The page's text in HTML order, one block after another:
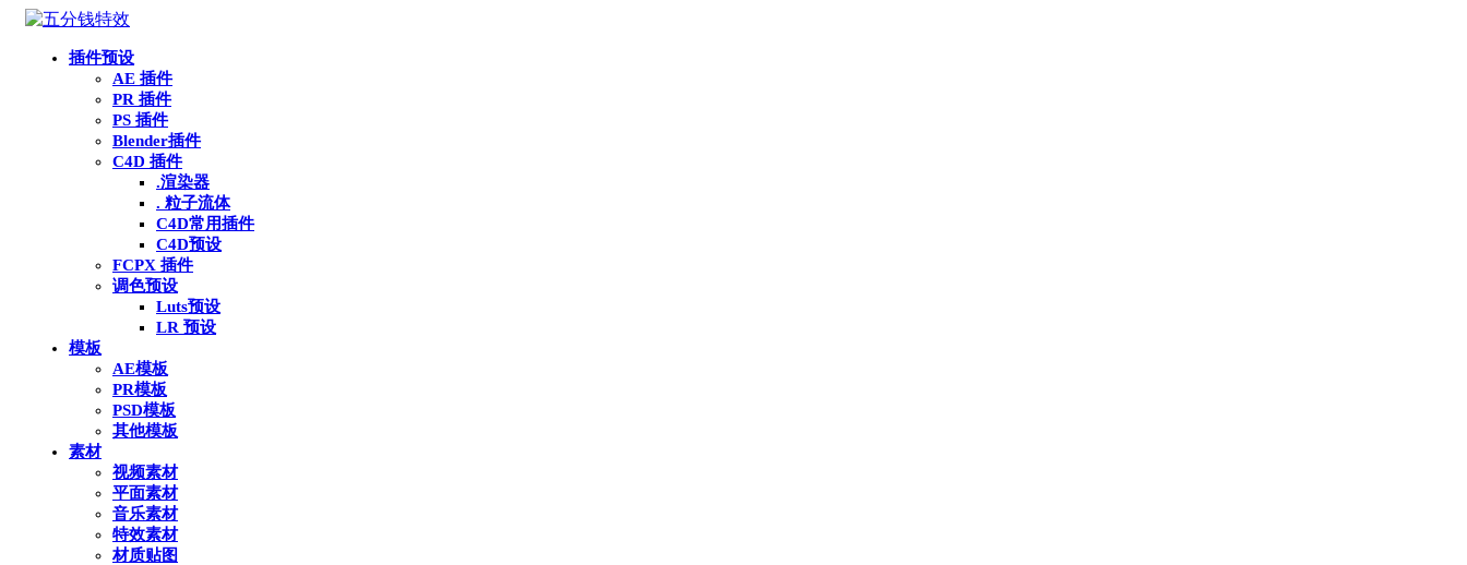
插件预设
AE 插件
PR 插件
PS 插件
Blender插件
C4D 插件
.渲染器
. 粒子流体
C4D常用插件
C4D预设
FCPX 插件
调色预设
Luts预设
LR 预设
模板
AE模板
PR模板
PSD模板
其他模板
素材
视频素材
平面素材
音乐素材
特效素材
材质贴图